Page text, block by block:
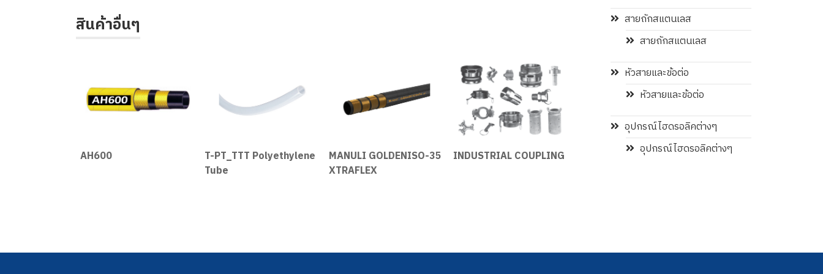
สินค้าอื่นๆ
AH600
T-PT_TTT Polyethylene
Tube
MANULI GOLDENISO-35
XTRAFLEX
INDUSTRIAL COUPLING
MANULI Skiving
Hydraulic Hoses and
สายถักสแตนเลส
สายถักสแตนเลส
หัวสายและข้อต่อ
หัวสายและข้อต่อ
อุปกรณ์ไฮดรอลิคต่างๆ
อุปกรณ์ไฮดรอลิคต่างๆ